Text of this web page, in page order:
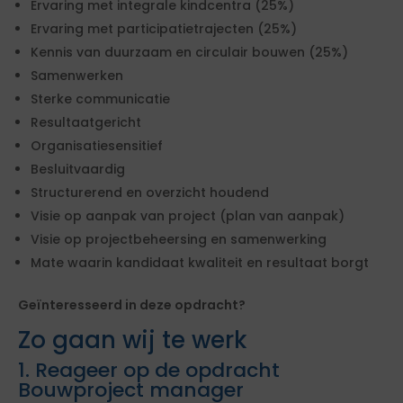
Ervaring met integrale kindcentra (25%)
Ervaring met participatietrajecten (25%)
Kennis van duurzaam en circulair bouwen (25%)
Samenwerken
Sterke communicatie
Resultaatgericht
Organisatiesensitief
Besluitvaardig
Structurerend en overzicht houdend
Visie op aanpak van project (plan van aanpak)
Visie op projectbeheersing en samenwerking
Mate waarin kandidaat kwaliteit en resultaat borgt
Geïnteresseerd in deze opdracht?
Zo gaan wij te werk
1. Reageer op de opdracht
Bouwproject manager